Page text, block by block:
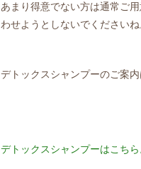
あまり得意でない方は通常ご
わせようとしないでくださいね
デトックスシャンプーのご案
デトックスシャンプーはこちら